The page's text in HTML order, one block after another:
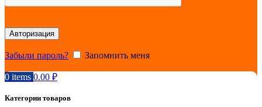
Авторизация
Забыли пароль? Запомнить меня
0 items 0.00 ₽
Категории товаров